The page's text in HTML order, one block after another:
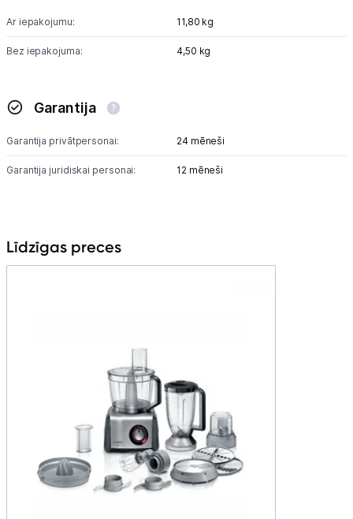
Ar iepakojumu: 11,80 kg
Bez iepakojuma: 4,50 kg
Garantija
Garantija privātpersonai: 24 mēneši
Garantija juridiskai personai: 12 mēneši
Līdzīgas preces